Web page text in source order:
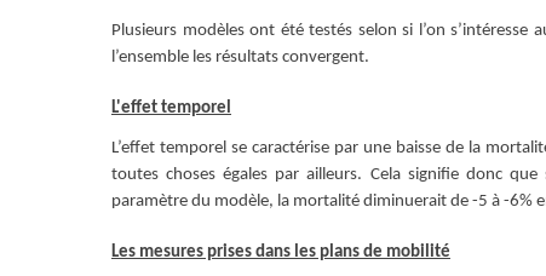
Plusieurs modèles ont été testés selon si l’on
l’ensemble les résultats convergent.
L'effet temporel
L’effet temporel se caractérise par une baisse de la
toutes choses égales par ailleurs. Cela signifie donc
paramètre du modèle, la mortalité diminuerait de -5 à -6%
Les mesures prises dans les plans de mobilité